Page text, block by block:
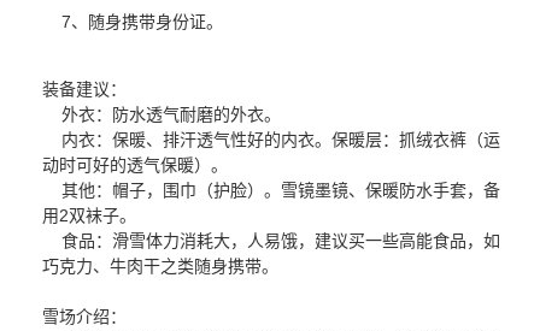
7、随身携带身份证。
装备建议：
外衣：防水透气耐磨的外衣。
内衣：保暖、排汗透气性好的内衣。保暖层：抓绒衣裤（运
动时可好的透气保暖）。
其他：帽子，围巾（护脸）。雪镜墨镜、保暖防水手套，备
用2双袜子。
食品：滑雪体力消耗大，人易饿，建议买一些高能食品，如
巧克力、牛肉干之类随身携带。
雪场介绍：